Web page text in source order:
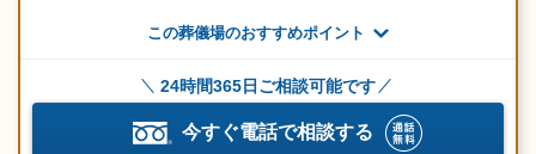
この葬儀場のおすすめポイント
24時間365日ご相談可能です
今すぐ電話で相談する